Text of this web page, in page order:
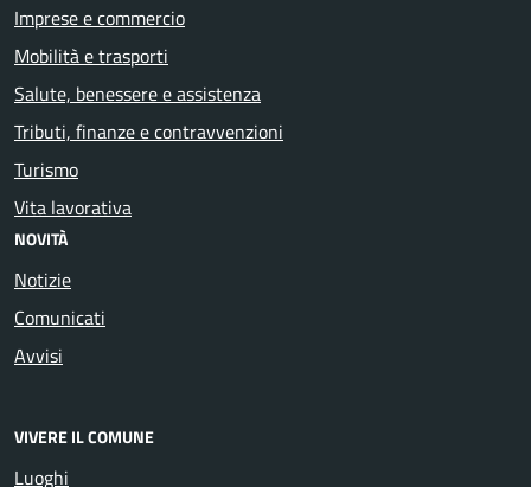
Imprese e commercio
Mobilità e trasporti
Salute, benessere e assistenza
Tributi, finanze e contravvenzioni
Turismo
Vita lavorativa
NOVITÀ
Notizie
Comunicati
Avvisi
VIVERE IL COMUNE
Luoghi